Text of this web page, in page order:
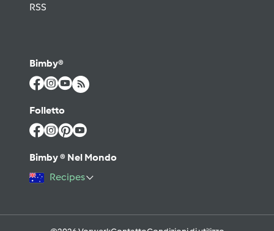
RSS
Bimby®
Folletto
Bimby ® Nel Mondo
Recipes